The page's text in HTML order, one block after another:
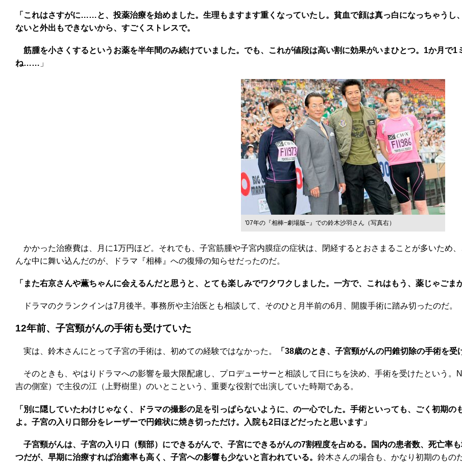
「これはさすがに……と、投薬治療を始めました。生理もますます重くなっていたし。貧血で顔は真っ白になっちゃうし
ないと外出もできないから、すごくストレスで。
筋腫を小さくするというお薬を半年間のみ続けていました。でも、これが値段は高い割に効果がいまひとつ。1か月で
ね…… 」
'07年の『相棒−劇場版−』での鈴木沙羽さん（写真右）
かかった治療費は、月に1万円ほど。それでも、子宮筋腫や子宮内膜症の症状は、閉経するとおさまることが多いため
んな中に舞い込んだのが、ドラマ『相棒』への復帰の知らせだったのだ。
「また右京さんや薫ちゃんに会えるんだと思うと、とても楽しみでワクワクしました。一方で、これはもう、薬じゃごま
ドラマのクランクインは7月後半。事務所や主治医とも相談して、そのひと月半前の6月、開腹手術に踏み切ったのだ。
12年前、子宮頸がんの手術も受けていた
実は、鈴木さんにとって子宮の手術は、初めての経験ではなかった。 「38歳のとき、子宮頸がんの円錐切除の手術を受
そのときも、やはりドラマへの影響を最大限配慮し、プロデューサーと相談して日にちを決め、手術を受けたという。
吉の側室）で主役の江（上野樹里）のいとこという、重要な役割で出演していた時期である。
「別に隠していたわけじゃなく、ドラマの撮影の足を引っぱらないように、の一心でした。手術といっても、ごく初期
よ。子宮の入り口部分をレーザーで円錐状に焼き切っただけ。入院も2日ほどだったと思います」
子宮頸がんは、子宮の入り口（頸部）にできるがんで、子宮にできるがんの7割程度を占める。国内の患者数、死亡率
つだが、早期に治療すれば治癒率も高く、子宮への影響も少ないと言われている。 鈴木さんの場合も、かなり初期のもの